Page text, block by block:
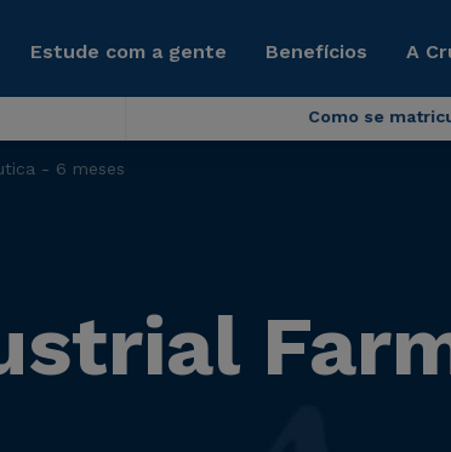
Estude com a gente Benefícios A
Como se
- 6 meses